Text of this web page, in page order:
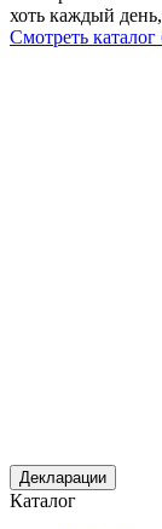
хоть каждый
Смотреть каталог
Декларации
Каталог